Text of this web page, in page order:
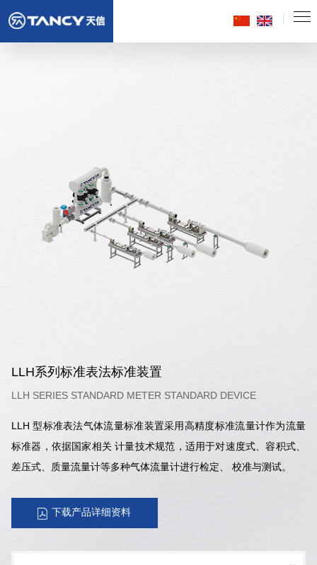
LLH系列标准表法标准装置
LLH SERIES STANDARD METER STANDARD DEVICE
LLH 型标准表法气体流量标准装置采用高精度标准流量计作为流量
标准器，依据国家相关 计量技术规范，适用于对速度式、容积式、
差压式、质量流量计等多种气体流量计进行检定、 校准与测试。
下载产品详细资料